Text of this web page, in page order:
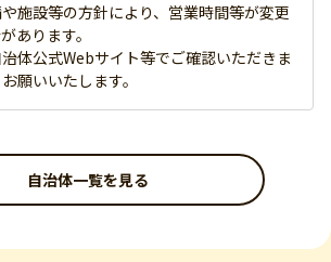
施設等の方針により、営業時間等が変更
あります。
体公式Webサイト等でご確認いただきま
願いいたします。
自治体一覧を見る